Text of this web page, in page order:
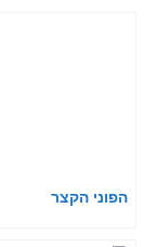
הפוני הקצר